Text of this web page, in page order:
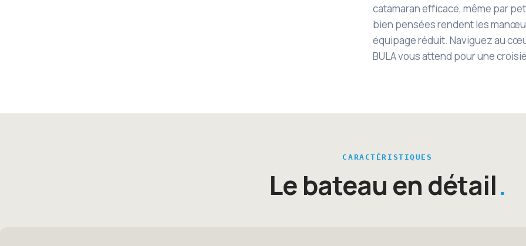
catamaran efficace, même par
bien pensées rendent les
équipage réduit. Naviguez au
BULA vous attend pour une
CARACTÉRISTIQUES
Le bateau en détail